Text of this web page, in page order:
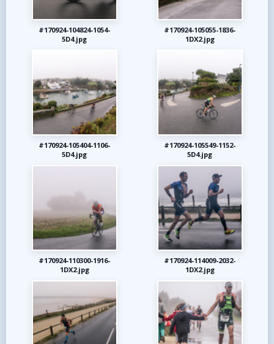
#170924-104824-1054-
5D4.jpg
#170924-105055-1836-
1DX2.jpg
#170924-105404-1106-
5D4.jpg
#170924-105549-1152-
5D4.jpg
#170924-110300-1916-
1DX2.jpg
#170924-114009-2032-
1DX2.jpg